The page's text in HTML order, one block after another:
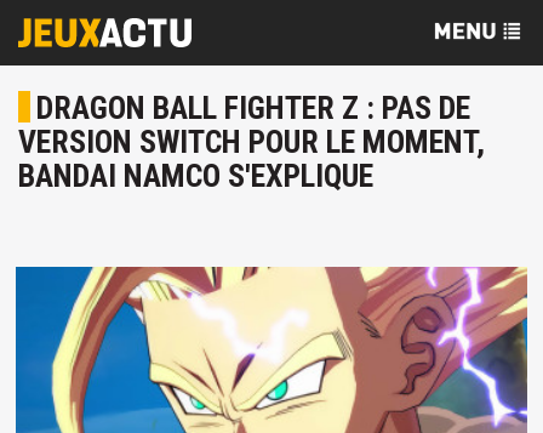
DRAGON BALL FIGHTER Z : PAS DE
VERSION SWITCH POUR LE MOMENT,
BANDAI NAMCO S'EXPLIQUE